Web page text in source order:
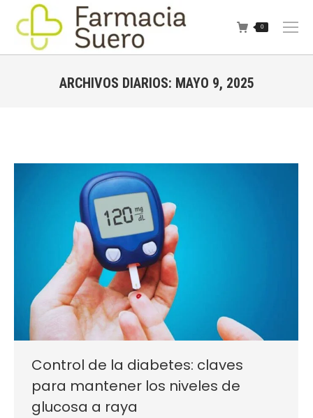
0
ARCHIVOS DIARIOS: MAYO 9, 2025
Control de la diabetes: claves
para mantener los niveles de
glucosa a raya